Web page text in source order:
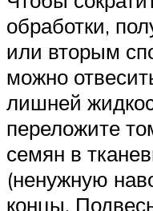
обработки,
или вторым
можно
лишней
переложите
семян в
(ненужную
концы.